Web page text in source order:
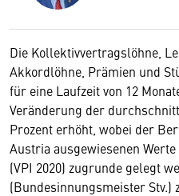
Die Kollektivvertragslöhne,
Akkordlöhne, Prämien und
für eine Laufzeit von 12
Veränderung der
Prozent erhöht, wobei der
Austria ausgewiesenen
(VPI 2020) zugrunde gelegt
(Bundesinnungsmeister Stv.)